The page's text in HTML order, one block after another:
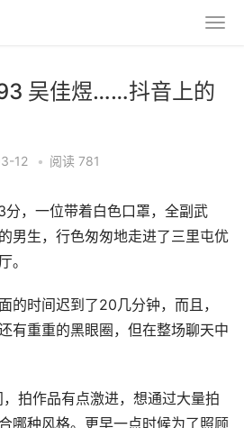
吴佳煜……抖音上的
12 • 阅读 781
，一位带着白色口罩，全副武
男生，行色匆匆地走进了三里屯优
。
时间迟到了20几分钟，而且，
有重重的黑眼圈，但在整场聊天中
拍作品有点激进，想通过大量拍
哪种风格。更早一点时候为了照顾